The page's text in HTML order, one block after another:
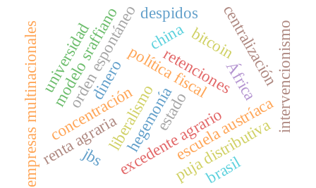
política fiscal
excedente agrario
escuela austríacaintervencionismo
liberalismo
orden espontáneo
puja distributiva
retenciones
renta agraria
África
concentración
centralización
empresas multinacionales china
modelo sraffiano despidos
universidad
hegemonía
estado
dinero
bitcoin
jbs brasil